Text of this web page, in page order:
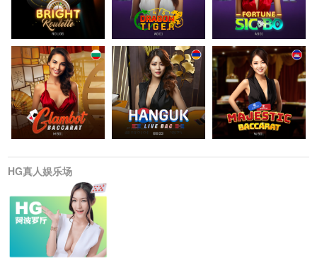
HG真人娱乐场